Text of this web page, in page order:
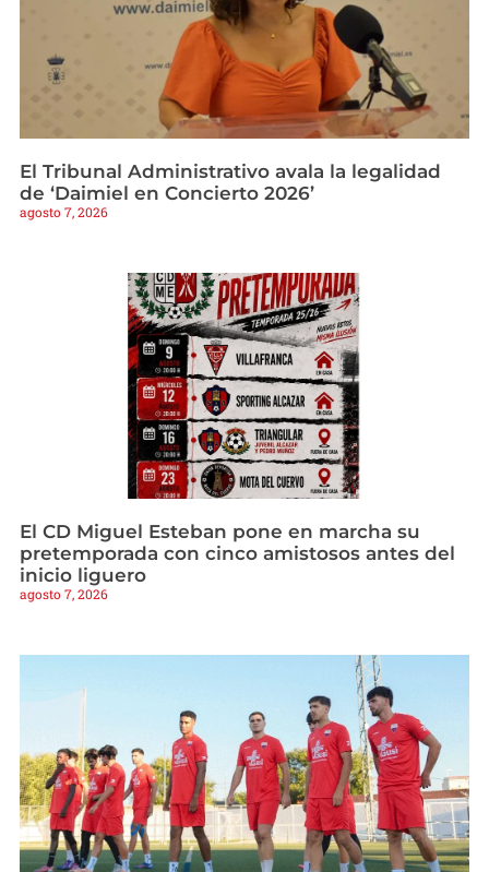
El Tribunal Administrativo avala la legalidad
de ‘Daimiel en Concierto 2026’
agosto 7, 2026
El CD Miguel Esteban pone en marcha su
pretemporada con cinco amistosos antes del
inicio liguero
agosto 7, 2026